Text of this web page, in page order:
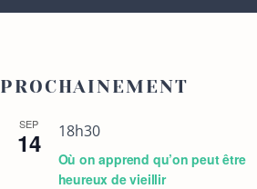
PROCHAINEMENT
SEP
14 18h30
Où on apprend qu’on peut être
heureux de vieillir